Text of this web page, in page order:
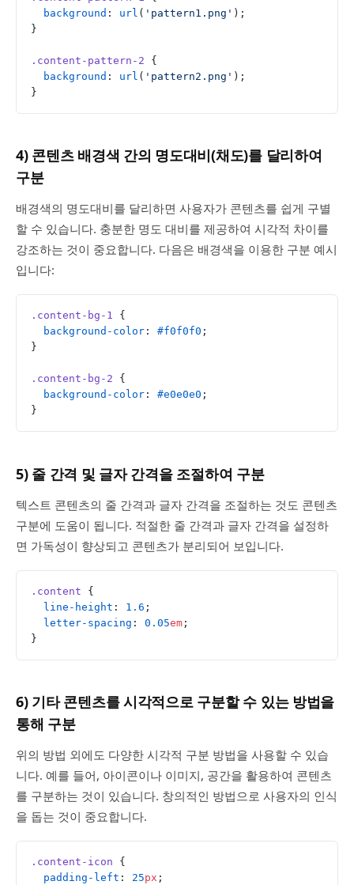
  background
: url ( 'pattern1.png' );
}
.content-pattern-2 {
  background
: url ( 'pattern2.png' );
}
4) 콘텐츠 배경색 간의 명도대비(채도)를 달리하여
구분
배경색의 명도대비를 달리하면 사용자가 콘텐츠를 쉽게 구별
할 수 있습니다. 충분한 명도 대비를 제공하여 시각적 차이를
강조하는 것이 중요합니다. 다음은 배경색을 이용한 구분 예시
입니다:
.content-bg-1 {
  background-color
: #f0f0f0 ;
}
.content-bg-2 {
  background-color
: #e0e0e0 ;
}
5) 줄 간격 및 글자 간격을 조절하여 구분
텍스트 콘텐츠의 줄 간격과 글자 간격을 조절하는 것도 콘텐츠
구분에 도움이 됩니다. 적절한 줄 간격과 글자 간격을 설정하
면 가독성이 향상되고 콘텐츠가 분리되어 보입니다.
.content {
  line-height
: 1.6 ;
  letter-spacing
: 0.05em ;
}
6) 기타 콘텐츠를 시각적으로 구분할 수 있는 방법을
통해 구분
위의 방법 외에도 다양한 시각적 구분 방법을 사용할 수 있습
니다. 예를 들어, 아이콘이나 이미지, 공간을 활용하여 콘텐츠
를 구분하는 것이 있습니다. 창의적인 방법으로 사용자의 인식
을 돕는 것이 중요합니다.
.content-icon {
  padding-left
: 25px ;